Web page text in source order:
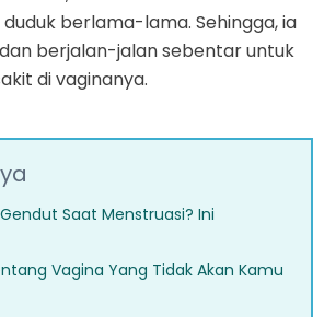
berlama-lama. Sehingga, ia
berjalan-jalan sebentar untuk
di vaginanya.
Saat Menstruasi? Ini
Vagina Yang Tidak Akan Kamu